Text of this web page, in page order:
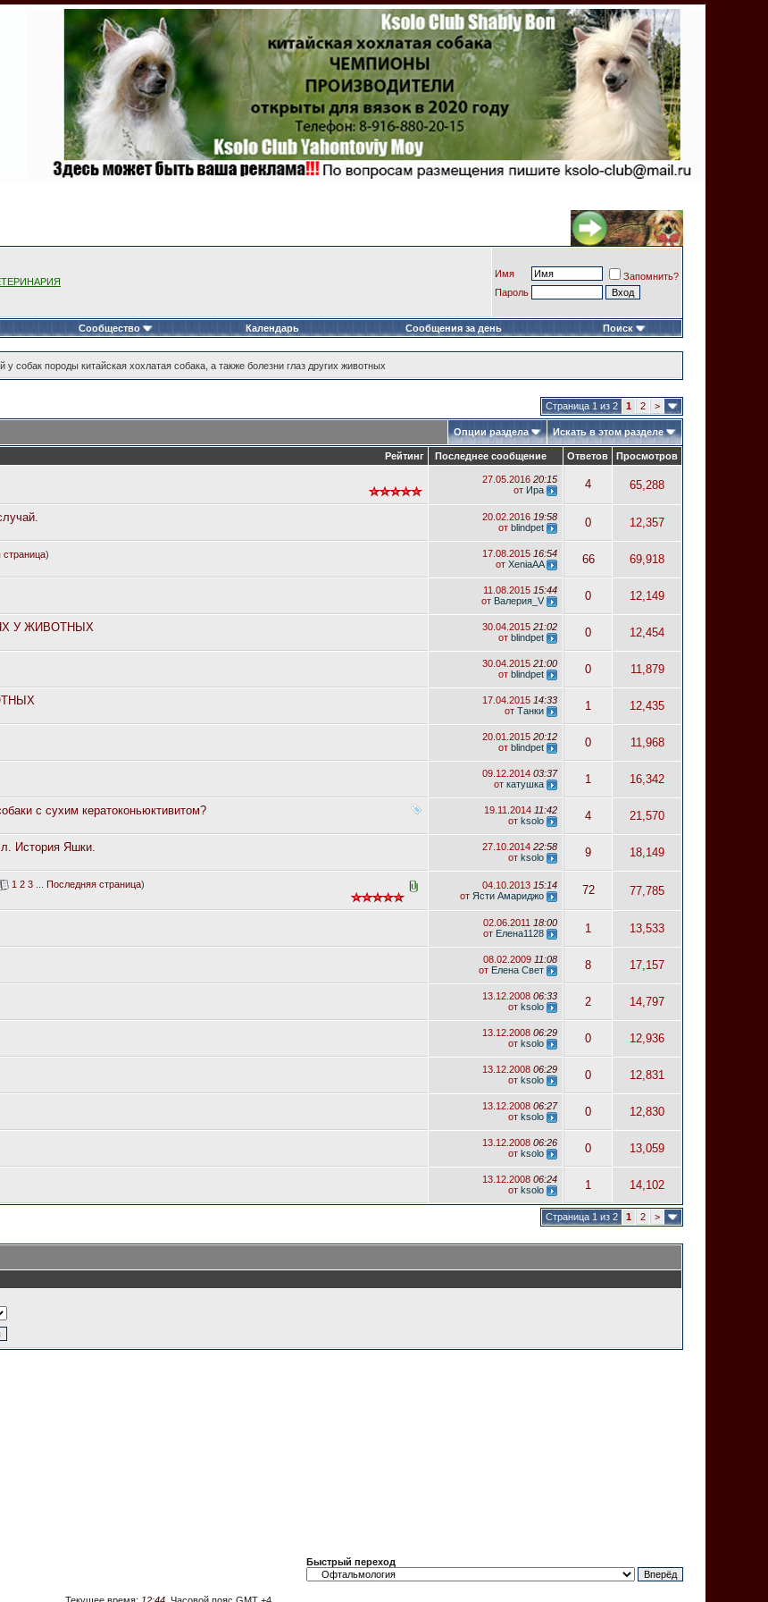
Имя
Запомнить?
Пароль
Сообщество Календарь Сообщения за день Поиск
собак породы китайская хохлатая собака, а также болезни глаз других животных
Страница 1 из 2 1 2 >
Опции раздела Искать в этом разделе
Рейтинг Последнее сообщение Ответов Просмотров
27.05.2016 20:15
от Ира 4 65,288
20.02.2016 19:58
от blindpet 0 12,357
)
17.08.2015 16:54
от XeniaAA 66 69,918
11.08.2015 15:44
от Валерия_V 0 12,149
У ЖИВОТНЫХ 30.04.2015 21:02
от blindpet 0 12,454
30.04.2015 21:00
от blindpet 0 11,879
17.04.2015 14:33
от Танки 1 12,435
20.01.2015 20:12
от blindpet 0 11,968
09.12.2014 03:37
от катушка 1 16,342
с сухим кератоконьюктивитом? 19.11.2014 11:42
от ksolo 4 21,570
История Яшки. 27.10.2014 22:58
от ksolo 9 18,149
1 2 3 Последняя страница)
04.10.2013 15:14
от Ясти Амариджо 72 77,785
02.06.2011 18:00
от Елена1128 1 13,533
08.02.2009 11:08
от Елена Свет 8 17,157
13.12.2008 06:33
от ksolo 2 14,797
13.12.2008 06:29
от ksolo 0 12,936
13.12.2008 06:29
от ksolo 0 12,831
13.12.2008 06:27
от ksolo 0 12,830
13.12.2008 06:26
от ksolo 0 13,059
13.12.2008 06:24
от ksolo 1 14,102
Страница 1 из 2 1 2 >
Быстрый переход